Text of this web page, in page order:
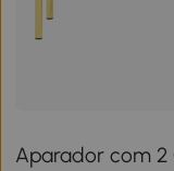
Aparador com 2